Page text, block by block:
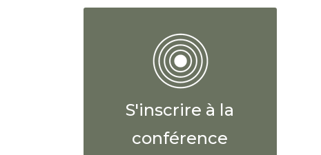
S'inscrire à la
conférence